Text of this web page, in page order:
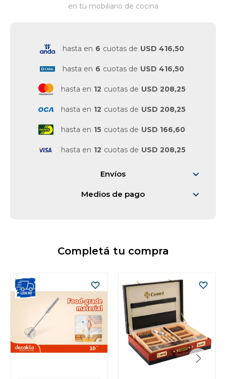
en tu mobiliario de cocina
hasta en 6 cuotas de USD 416,50
hasta en 6 cuotas de USD 416,50
hasta en 12 cuotas de USD 208,25
hasta en 12 cuotas de USD 208,25
hasta en 15 cuotas de USD 166,60
hasta en 12 cuotas de USD 208,25
Envíos
Medios de pago
Completá tu compra